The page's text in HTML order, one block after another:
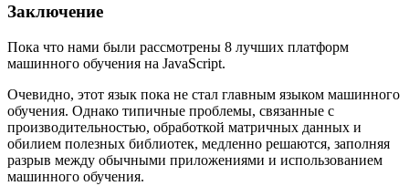
Заключение
Пока что нами были рассмотрены 8 лучших платформ
машинного обучения на JavaScript.
Очевидно, этот язык пока не стал главным языком машинного
обучения. Однако типичные проблемы, связанные с
производительностью, обработкой матричных данных и
обилием полезных библиотек, медленно решаются, заполняя
разрыв между обычными приложениями и использованием
машинного обучения.